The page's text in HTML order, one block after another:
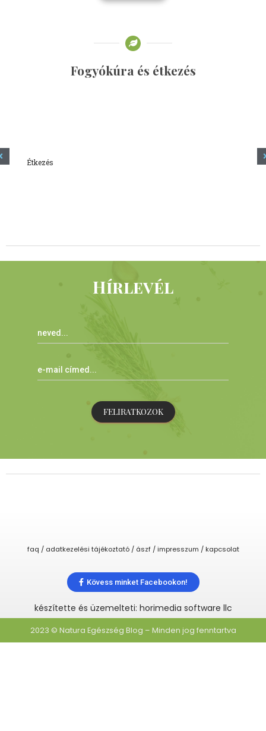
Fogyókúra és étkezés
Étkezés
Hírlevél
FELIRATKOZOK
faq / adatkezelési tájékoztató / ászf / impresszum / kapcsolat
Kövess minket Facebookon!
készítette és üzemelteti: horimedia software llc
2023 © Natura Egészség Blog – Minden jog fenntartva